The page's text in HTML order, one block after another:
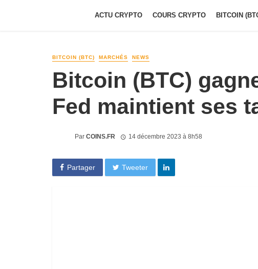
ACTU CRYPTO COURS CRYPTO BITCOIN
BITCOIN (BTC) MARCHÉS NEWS
Bitcoin (BTC)
Fed maintient ses
Par COINS.FR 14 décembre 2023 à 8h58
Partager Tweeter